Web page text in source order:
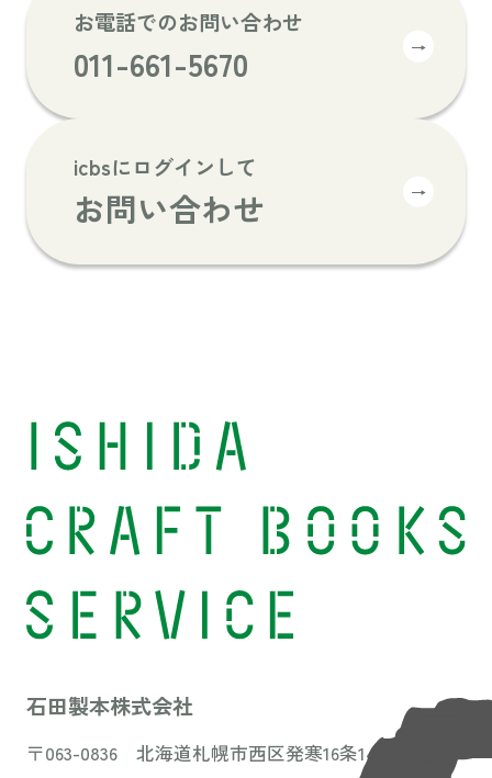
お電話でのお問い合わせ
011-661-5670 →
icbsにログインして
お問い合わせ →
石田製本株式会社
〒063-0836 北海道札幌市西区発寒16条14丁目3-31